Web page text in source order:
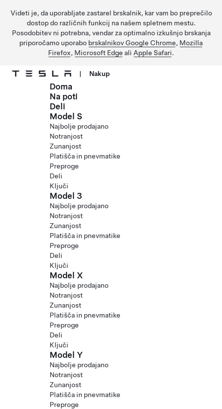
Videti je, da uporabljate zastarel brskalnik, kar vam bo preprečilo
dostop do različnih funkcij na našem spletnem mestu.
Posodobitev ni potrebna, vendar za optimalno izkušnjo brskanja
priporočamo uporabo brskalnikov Google Chrome, Mozilla
Firefox, Microsoft Edge ali Apple Safari.
Preskočite na glavno vsebino
| Nakup
Doma
Na poti
Deli
Model S
Najbolje prodajano
Notranjost
Zunanjost
Platišča in pnevmatike
Preproge
Deli
Ključi
Model 3
Najbolje prodajano
Notranjost
Zunanjost
Platišča in pnevmatike
Preproge
Deli
Ključi
Model X
Najbolje prodajano
Notranjost
Zunanjost
Platišča in pnevmatike
Preproge
Deli
Ključi
Model Y
Najbolje prodajano
Notranjost
Zunanjost
Platišča in pnevmatike
Preproge